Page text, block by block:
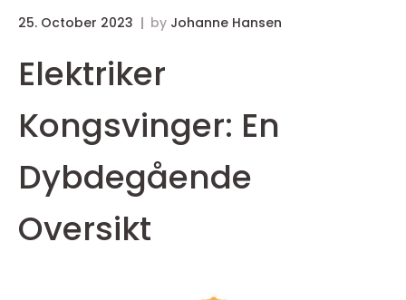
25. October 2023 by Johanne Hansen
Elektriker
Kongsvinger: En
Dybdegående
Oversikt